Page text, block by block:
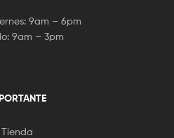
9am – 6pm
9am – 3pm
Tienda